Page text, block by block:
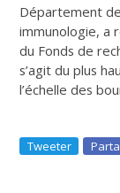
Département
immunologie, a
du Fonds de
s’agit du plus
l’échelle des
Tweeter